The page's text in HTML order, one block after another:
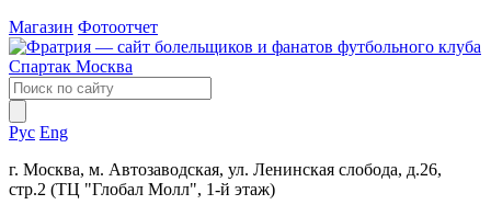
Магазин Фотоотчет
Рус Eng
г. Москва, м. Автозаводская, ул. Ленинская слобода, д.26,
стр.2 (ТЦ "Глобал Молл", 1-й этаж)